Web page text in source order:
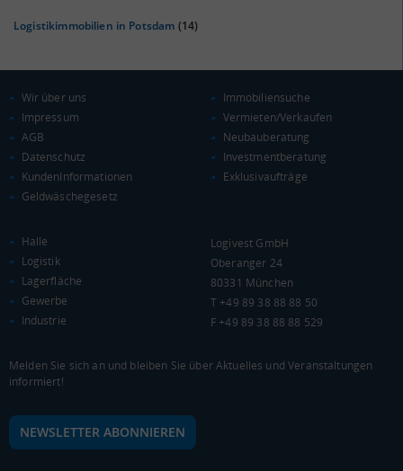
KAUFKRAFT
Euro pro Kopf
(Landkreis / Kreisfreie Stadt)
KAUFKRAFT - EURO PRO KOPF
0 € 20.000 € 40.000 €
Bundesland
Logistikimmobilien in Potsdam (14)
Wir über uns
Impressum
AGB
Datenschutz
KundenInformationen
Geldwäschegesetz
Immobiliensuche
Vermieten/Verkaufen
Neubauberatung
Investmentberatung
Exklusivaufträge
Halle
Logistik
Lagerfläche
Gewerbe
Industrie
Logivest GmbH
Oberanger 24
80331 München
T +49 89 38 88 88 50
F +49 89 38 88 88 529
Melden Sie sich an und bleiben Sie über Aktuelles und Veranstaltungen
informiert!
NEWSLETTER ABONNIEREN